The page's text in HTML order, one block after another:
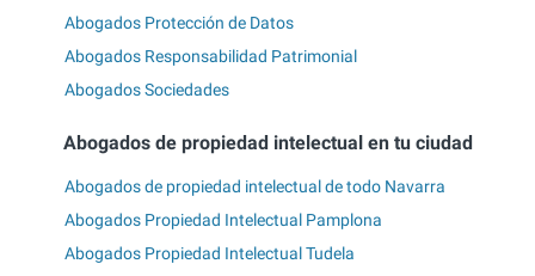
Abogados Protección de Datos
Abogados Responsabilidad Patrimonial
Abogados Sociedades
Abogados de propiedad intelectual en tu ciudad
Abogados de propiedad intelectual de todo Navarra
Abogados Propiedad Intelectual Pamplona
Abogados Propiedad Intelectual Tudela